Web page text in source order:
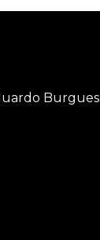
Burgues